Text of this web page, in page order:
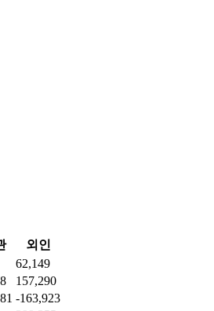
외인
62,149
157,290
-163,923